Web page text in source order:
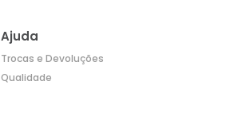
Ajuda
Trocas e Devoluções
Qualidade